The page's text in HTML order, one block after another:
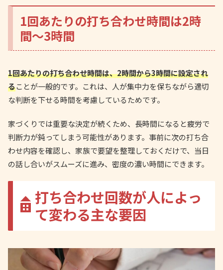
1回あたりの打ち合わせ時間は2時
間～3時間
1回あたりの打ち合わせ時間は、2時間から3時間に設定され
ることが一般的です。これは、人が集中力を保ちながら適切
な判断を下せる時間を考慮しているためです。
家づくりでは重要な決定が続くため、長時間になると疲労で
判断力が鈍ってしまう可能性があります。事前に次の打ち合
わせ内容を確認し、家族で要望を整理しておくだけで、当日
の話し合いがスムーズに進み、密度の濃い時間にできます。
打ち合わせ回数が人によっ
て変わる主な要因